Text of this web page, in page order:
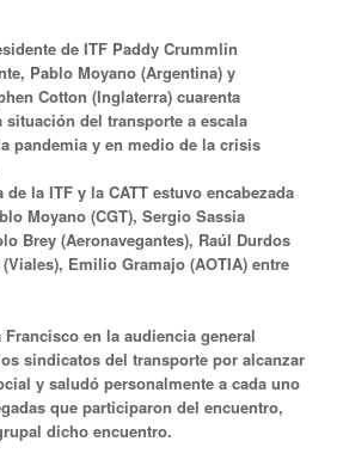
transporte
de ITF Paddy Crummlin
Pablo Moyano (Argentina) y
Cotton (Inglaterra) cuarenta
del transporte a escala
pandemia y en medio de la crisis
la ITF y la CATT estuvo encabezada
Moyano (CGT), Sergio Sassia
Brey (Aeronavegantes), Raúl Durdos
Emilio Gramajo (AOTIA) entre
en la audiencia general
sindicatos del transporte por alcanzar
y saludó personalmente a cada uno
que participaron del encuentro,
dicho encuentro.